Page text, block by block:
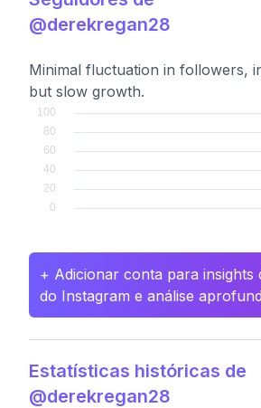
@derekregan28
Minimal fluctuation in followers,
but slow growth.
+ Adicionar conta para insights
do Instagram e análise
Estatísticas históricas de
@derekregan28